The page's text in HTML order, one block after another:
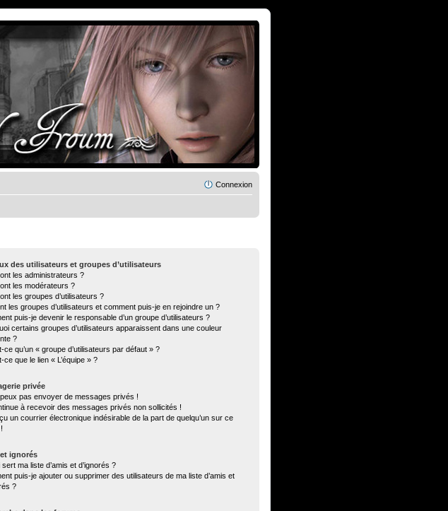
Connexion
des utilisateurs et groupes d’utilisateurs
les administrateurs ?
les modérateurs ?
les groupes d’utilisateurs ?
les groupes d’utilisateurs et comment puis-je en rejoindre un ?
puis-je devenir le responsable d’un groupe d’utilisateurs ?
certains groupes d’utilisateurs apparaissent dans une couleur
?
ce qu’un « groupe d’utilisateurs par défaut » ?
ce que le lien « L’équipe » ?
privée
pas envoyer de messages privés !
à recevoir des messages privés non sollicités !
un courrier électronique indésirable de la part de quelqu’un sur ce
ignorés
sert ma liste d’amis et d’ignorés ?
puis-je ajouter ou supprimer des utilisateurs de ma liste d’amis et
?